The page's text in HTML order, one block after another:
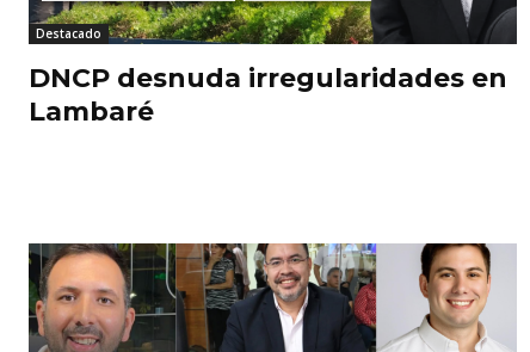
Destacado
DNCP desnuda irregularidades en
Lambaré